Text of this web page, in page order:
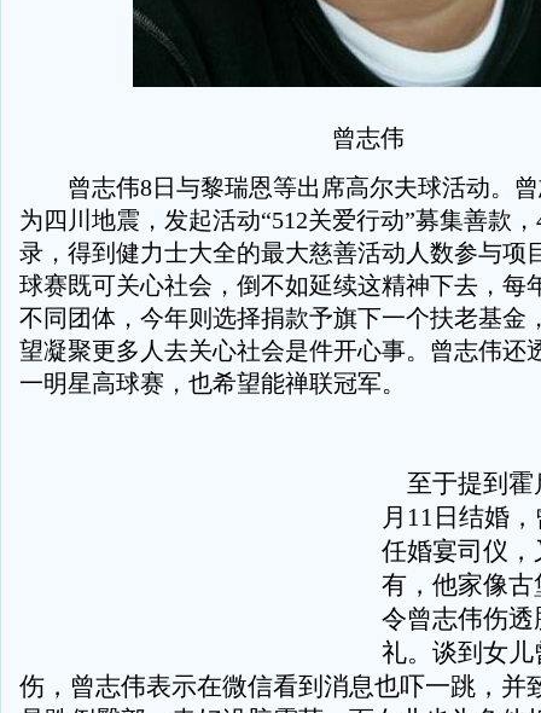
曾志伟
曾志伟8日与黎瑞恩等出席高尔夫球活动。曾
为四川地震，发起活动“512关爱行动”募集善款
录，得到健力士大全的最大慈善活动人数参与项
球赛既可关心社会，倒不如延续这精神下去，每
不同团体，今年则选择捐款予旗下一个扶老基金
望凝聚更多人去关心社会是件开心事。曾志伟还
一明星高球赛，也希望能禅联冠军。
至于提到霍
月11日结婚
任婚宴司仪
有，他家像
令曾志伟伤
礼。谈到女
伤，曾志伟表示在微信看到消息也吓一跳，并